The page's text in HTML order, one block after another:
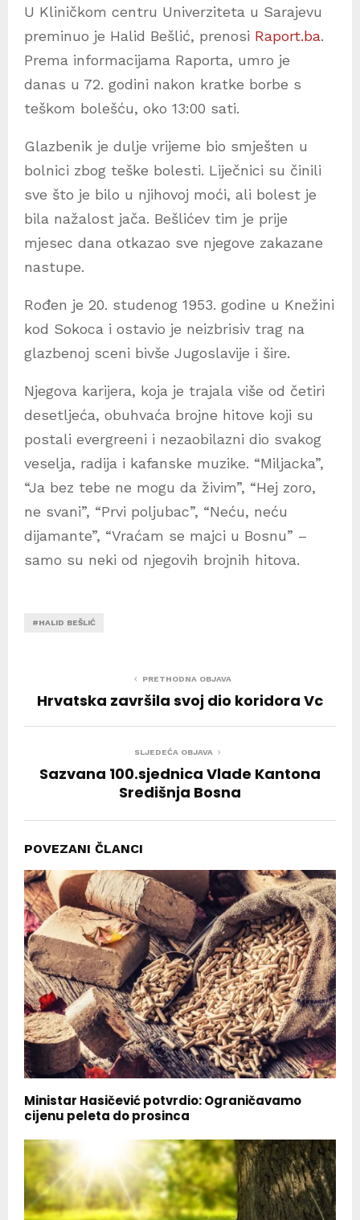
U Kliničkom centru Univerziteta u Sarajevu
preminuo je Halid Bešlić, prenosi Raport.ba.
Prema informacijama Raporta, umro je
danas u 72. godini nakon kratke borbe s
teškom bolešću, oko 13:00 sati.
Glazbenik je dulje vrijeme bio smješten u
bolnici zbog teške bolesti. Liječnici su činili
sve što je bilo u njihovoj moći, ali bolest je
bila nažalost jača. Bešlićev tim je prije
mjesec dana otkazao sve njegove zakazane
nastupe.
Rođen je 20. studenog 1953. godine u Knežini
kod Sokoca i ostavio je neizbrisiv trag na
glazbenoj sceni bivše Jugoslavije i šire.
Njegova karijera, koja je trajala više od četiri
desetljeća, obuhvaća brojne hitove koji su
postali evergreeni i nezaobilazni dio svakog
veselja, radija i kafanske muzike. “Miljacka”,
“Ja bez tebe ne mogu da živim”, “Hej zoro,
ne svani”, “Prvi poljubac”, “Neću, neću
dijamante”, “Vraćam se majci u Bosnu” –
samo su neki od njegovih brojnih hitova.
#HALID BEŠLIĆ
PRETHODNA OBJAVA
Hrvatska završila svoj dio koridora Vc
SLJEDEĆA OBJAVA
Sazvana 100.sjednica Vlade Kantona
Središnja Bosna
POVEZANI ČLANCI
Ministar Hasičević potvrdio: Ograničavamo
cijenu peleta do prosinca